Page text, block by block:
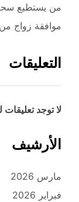
من يستطيع
موافقة زواج من
التعليقات
لا توجد
الأرشيف
مارس 2026
فبراير 2026